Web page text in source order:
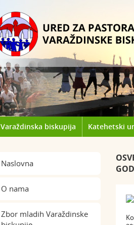
Varaždinska biskupija Katehetski
Naslovna
O nama
Zbor mladih Varaždinske